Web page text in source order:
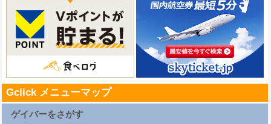
Gclick メニューマップ
ゲイバーをさがす